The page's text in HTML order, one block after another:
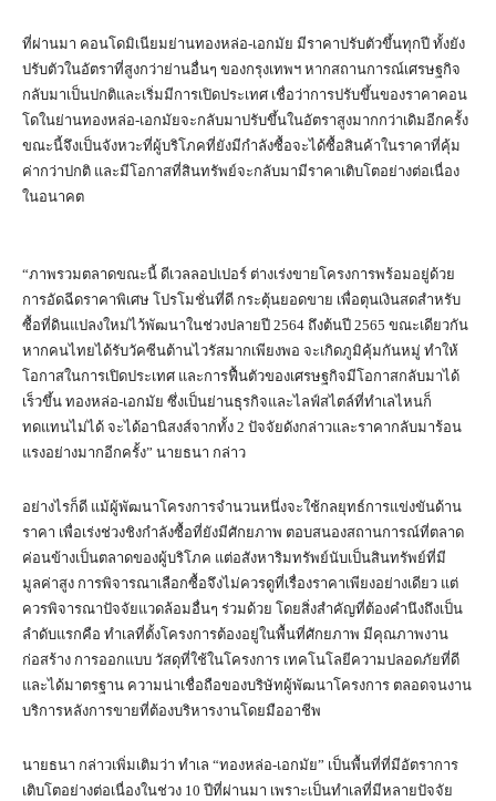
ที่ผ่านมา คอนโดมิเนียมย่านทองหล่อ-เอกมัย มีราคาปรับตัวขึ้นทุกปี ทั้งยัง
ปรับตัวในอัตราที่สูงกว่าย่านอื่นๆ ของกรุงเทพฯ หากสถานการณ์เศรษฐกิจ
กลับมาเป็นปกติและเริ่มมีการเปิดประเทศ เชื่อว่าการปรับขึ้นของราคาคอน
โดในย่านทองหล่อ-เอกมัยจะกลับมาปรับขึ้นในอัตราสูงมากกว่าเดิมอีกครั้ง
ขณะนี้จึงเป็นจังหวะที่ผู้บริโภคที่ยังมีกำลังซื้อจะได้ซื้อสินค้าในราคาที่คุ้ม
ค่ากว่าปกติ และมีโอกาสที่สินทรัพย์จะกลับมามีราคาเติบโตอย่างต่อเนื่อง
ในอนาคต
“ภาพรวมตลาดขณะนี้ ดีเวลลอปเปอร์ ต่างเร่งขายโครงการพร้อมอยู่ด้วย
การอัดฉีดราคาพิเศษ โปรโมชั่นที่ดี กระตุ้นยอดขาย เพื่อตุนเงินสดสำหรับ
ซื้อที่ดินแปลงใหม่ไว้พัฒนาในช่วงปลายปี 2564 ถึงต้นปี 2565 ขณะเดียวกัน
หากคนไทยได้รับวัคซีนต้านไวรัสมากเพียงพอ จะเกิดภูมิคุ้มกันหมู่ ทำให้
โอกาสในการเปิดประเทศ และการฟื้นตัวของเศรษฐกิจมีโอกาสกลับมาได้
เร็วขึ้น ทองหล่อ-เอกมัย ซึ่งเป็นย่านธุรกิจและไลฟ์สไตล์ที่ทำเลไหนก็
ทดแทนไม่ได้ จะได้อานิสงส์จากทั้ง 2 ปัจจัยดังกล่าวและราคากลับมาร้อน
แรงอย่างมากอีกครั้ง” นายธนา กล่าว
อย่างไรก็ดี แม้ผู้พัฒนาโครงการจำนวนหนึ่งจะใช้กลยุทธ์การแข่งขันด้าน
ราคา เพื่อเร่งช่วงชิงกำลังซื้อที่ยังมีศักยภาพ ตอบสนองสถานการณ์ที่ตลาด
ค่อนข้างเป็นตลาดของผู้บริโภค แต่อสังหาริมทรัพย์นับเป็นสินทรัพย์ที่มี
มูลค่าสูง การพิจารณาเลือกซื้อจึงไม่ควรดูที่เรื่องราคาเพียงอย่างเดียว แต่
ควรพิจารณาปัจจัยแวดล้อมอื่นๆ ร่วมด้วย โดยสิ่งสำคัญที่ต้องคำนึงถึงเป็น
ลำดับแรกคือ ทำเลที่ตั้งโครงการต้องอยู่ในพื้นที่ศักยภาพ มีคุณภาพงาน
ก่อสร้าง การออกแบบ วัสดุที่ใช้ในโครงการ เทคโนโลยีความปลอดภัยที่ดี
และได้มาตรฐาน ความน่าเชื่อถือของบริษัทผู้พัฒนาโครงการ ตลอดจนงาน
บริการหลังการขายที่ต้องบริหารงานโดยมืออาชีพ
นายธนา กล่าวเพิ่มเติมว่า ทำเล “ทองหล่อ-เอกมัย” เป็นพื้นที่ที่มีอัตราการ
เติบโตอย่างต่อเนื่องในช่วง 10 ปีที่ผ่านมา เพราะเป็นทำเลที่มีหลายปัจจัย